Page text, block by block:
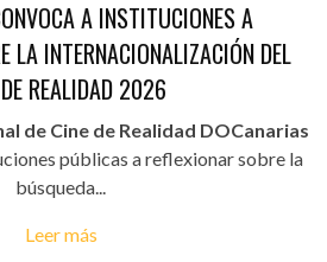
A INSTITUCIONES A
LA INTERNACIONALIZACIÓN DEL
REALIDAD 2026
de Cine de Realidad DOCanarias
públicas a reflexionar sobre la
búsqueda...
Leer más